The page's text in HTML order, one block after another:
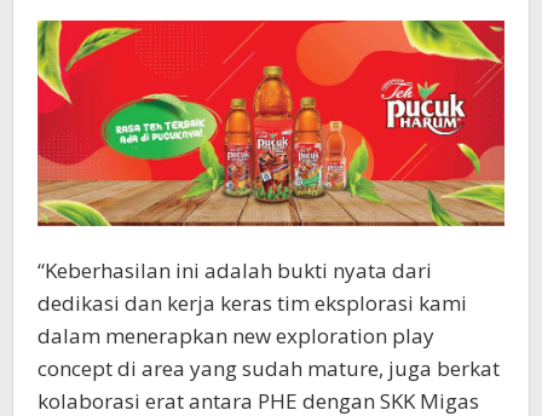
“Keberhasilan ini adalah bukti nyata dari
dedikasi dan kerja keras tim eksplorasi kami
dalam menerapkan new exploration play
concept di area yang sudah mature, juga berkat
kolaborasi erat antara PHE dengan SKK Migas